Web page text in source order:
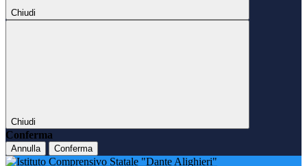
Chiudi
Chiudi
Conferma
Annulla Conferma